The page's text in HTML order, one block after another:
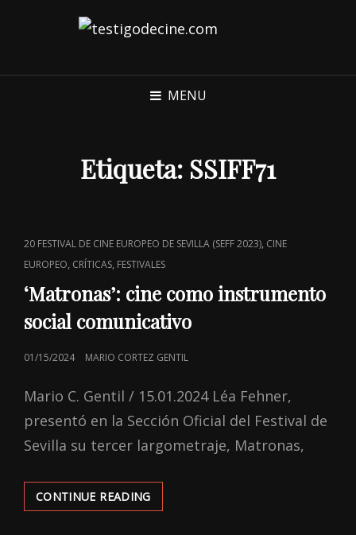
MENU
Etiqueta: SSIFF71
CAT
LINKS
20 FESTIVAL DE CINE EUROPEO DE SEVILLA (SEFF 2023), CINE
EUROPEO, CRÍTICAS, FESTIVALES
‘Matronas’: cine como instrumento
social comunicativo
POSTED
01/15/2024 MARIO CORTEZ GENTIL
Mario C. Gentil / 15.01.2024 Léa Fehner,
presentó en la Sección Oficial del Festival de
Sevilla su tercer largometraje, Matronas,
CONTINUE READING‘MATRONAS’:
CINE